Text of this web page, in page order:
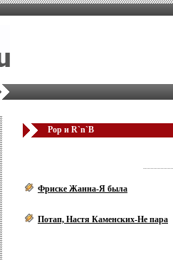
Pop и R`n`B
Фриске Жанна-Я была
Потап, Настя Каменских-Не пара